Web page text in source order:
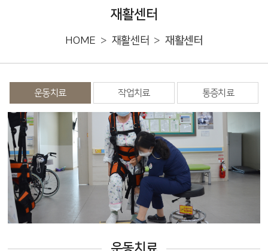
재활센터
HOME 재활센터 재활센터
운동치료 작업치료 통증치료